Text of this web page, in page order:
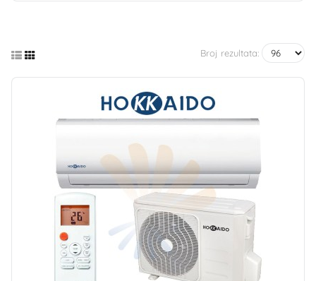
Broj rezultata: